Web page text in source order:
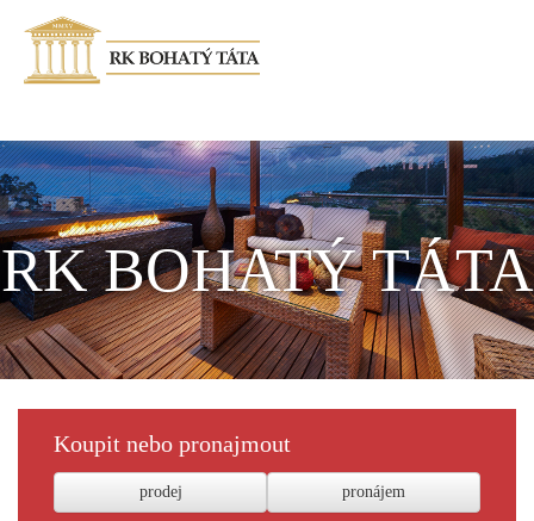
RK BOHATÝ TÁTA
Koupit nebo pronajmout
prodej pronájem